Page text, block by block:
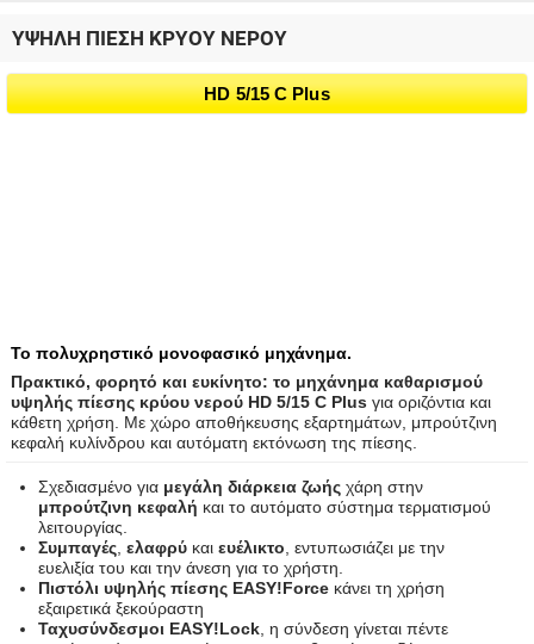
ΥΨΗΛΗ ΠΙΕΣΗ ΚΡΥΟΥ ΝΕΡΟΥ
HD 5/15 C Plus
Το πολυχρηστικό μονοφασικό μηχάνημα.
Πρακτικό, φορητό και ευκίνητο: το μηχάνημα καθαρισμού
υψηλής πίεσης κρύου νερού HD 5/15 C Plus για οριζόντια και
κάθετη χρήση. Με χώρο αποθήκευσης εξαρτημάτων, μπρούτζινη
κεφαλή κυλίνδρου και αυτόματη εκτόνωση της πίεσης.
Σχεδιασμένο για μεγάλη διάρκεια ζωήςχάρη στην
μπρούτζινη κεφαλή και το αυτόματο σύστημα τερματισμού
λειτουργίας.
Συμπαγές, ελαφρύκαι ευέλικτο, εντυπωσιάζει με την
ευελιξία του και την άνεση για το χρήστη.
Πιστόλι υψηλής πίεσης EASY!Forceκάνει τη χρήση
εξαιρετικά ξεκούραστη
Ταχυσύνδεσμοι EASY!Lock, η σύνδεση γίνεται πέντε